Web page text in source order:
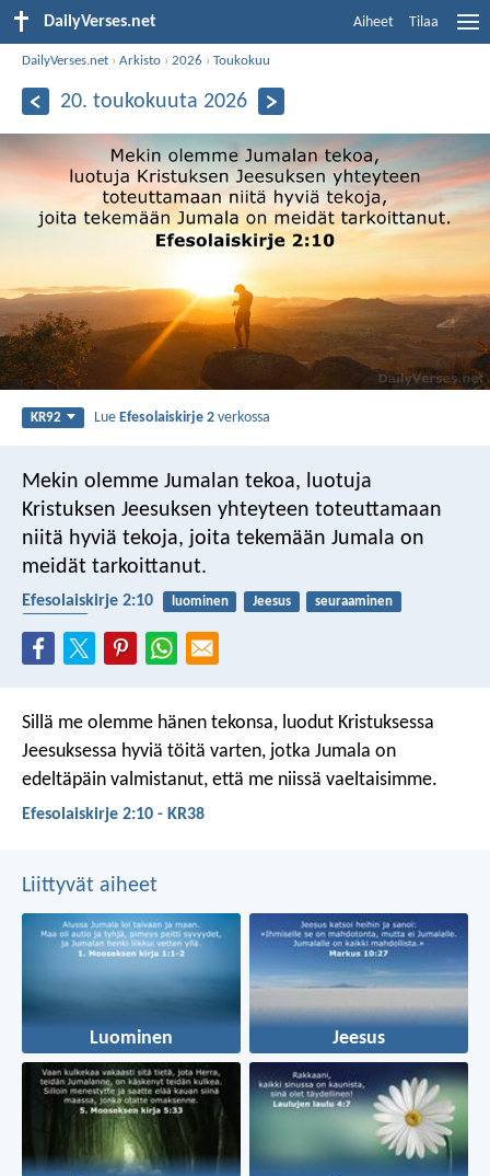
DailyVerses.net Aiheet Tilaa
DailyVerses.net ›Arkisto ›2026 ›Toukokuu
20. toukokuuta 2026
KR92 LueEfesolaiskirje 2 verkossa
Mekin olemme Jumalan tekoa, luotuja
Kristuksen Jeesuksen yhteyteen toteuttamaan
niitä hyviä tekoja, joita tekemään Jumala on
meidät tarkoittanut.
Efesolaiskirje 2:10 luominen Jeesus
seuraaminen
Sillä me olemme hänen tekonsa, luodut Kristuksessa
Jeesuksessa hyviä töitä varten, jotka Jumala on
edeltäpäin valmistanut, että me niissä vaeltaisimme.
Efesolaiskirje 2:10 - KR38
Liittyvät aiheet
Luominen Jeesus